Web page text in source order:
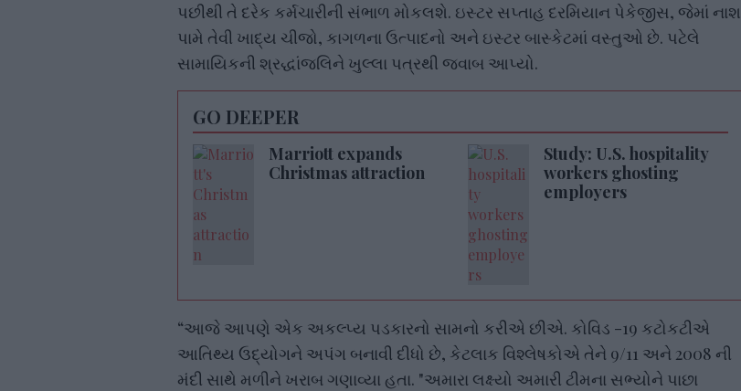
પછીથી તે દરેક કર્મચારીની સંભાળ મોકલશે. ઇસ્ટર સપ્તાહ દરમિયાન પેકેજીસ, જેમાં નાશ
પામે તેવી ખાદ્ય ચીજો, કાગળના ઉત્પાદનો અને ઇસ્ટર બાસ્કેટમાં વસ્તુઓ છે. પટેલે
સામાયિકની શ્રદ્ધાંજલિને ખુલ્લા પત્રથી જવાબ આપ્યો.
GO DEEPER
Marriott expands
Christmas attraction
Study: U.S. hospitality
workers ghosting
employers
“આજે આપણે એક અકલ્પ્ય પડકારનો સામનો કરીએ છીએ. કોવિડ -19 કટોકટીએ
આતિથ્ય ઉદ્યોગને અપંગ બનાવી દીધો છે, કેટલાક વિશ્લેષકોએ તેને 9/11 અને 2008 ની
મંદી સાથે મળીને ખરાબ ગણાવ્યા હતા. "અમારા લક્ષ્યો અમારી ટીમના સભ્યોને પાછા